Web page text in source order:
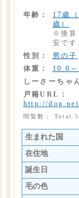
年齢：
17歳
歳）
※換算
安です
性別：
男の子
体重：
10.0
しーさーちゃ
戸籍URL：
http://
閲覧数：
生まれた国
在住地
誕生日
毛の色